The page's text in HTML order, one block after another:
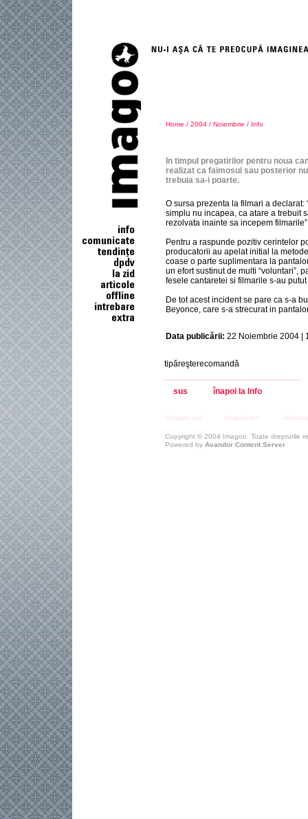
Home / 2004 / Noiembrie / Info
In timpul pregatirilor pentru noua
realizat ca faimosul sau posterior
trebuia sa-i poarte.
O sursa prezenta la filmari a declarat:
simplu nu incapea, ca atare a trebuit
rezolvata inainte sa incepem
Pentru a raspunde pozitiv cerintelor
producatorii au apelat initial la
coase o parte suplimentara la
un efort sustinut de multi “voluntari”,
fesele cantaretei si filmarile s-au
De tot acest incident se pare ca s-a
Beyonce, care s-a strecurat in
Data publicării: 22 Noiembrie 2004 |
tipăreşterecomandă
sus înapoi la Info
Despre noi Newsletter
Copyright © 2004 Imagoo. Toate drepturile
Powered by Avandor Content Server